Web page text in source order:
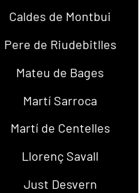
Caldes de Montbui
Pere de Riudebitlles
Mateu de Bages
Martí Sarroca
Martí de Centelles
Llorenç Savall
Just Desvern